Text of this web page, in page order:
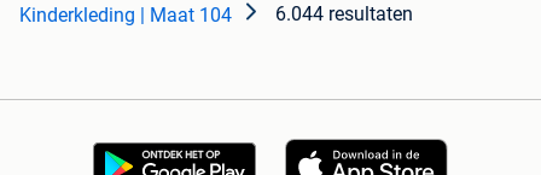
Kinderkleding | Maat 104 6.044 resultaten